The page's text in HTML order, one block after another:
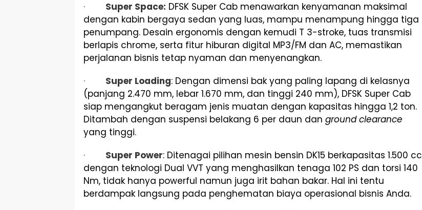
· Super Space: DFSK Super Cab menawarkan kenyamanan maksimal
dengan kabin bergaya sedan yang luas, mampu menampung hingga tiga
penumpang. Desain ergonomis dengan kemudi T 3-stroke, tuas transmisi
berlapis chrome, serta fitur hiburan digital MP3/FM dan AC, memastikan
perjalanan bisnis tetap nyaman dan menyenangkan.
· Super Loading: Dengan dimensi bak yang paling lapang di kelasnya
(panjang 2.470 mm, lebar 1.670 mm, dan tinggi 240 mm), DFSK Super Cab
siap mengangkut beragam jenis muatan dengan kapasitas hingga 1,2 ton.
Ditambah dengan suspensi belakang 6 per daun dan ground clearance
yang tinggi.
· Super Power: Ditenagai pilihan mesin bensin DK15 berkapasitas 1.500 cc
dengan teknologi Dual VVT yang menghasilkan tenaga 102 PS dan torsi 140
Nm, tidak hanya powerful namun juga irit bahan bakar. Hal ini tentu
berdampak langsung pada penghematan biaya operasional bisnis Anda.